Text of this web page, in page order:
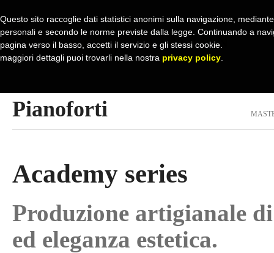
Pianoforti
Academy series
Produzione artigianale
ed eleganza estetica.
Questo sito raccoglie dati statistici anonimi sulla navigazione,
personali e secondo le norme previste dalla legge. Continuando a
pagina verso il basso, accetti il servizio e gli stessi cookie.
maggiori dettagli puoi trovarli nella nostra privacy policy